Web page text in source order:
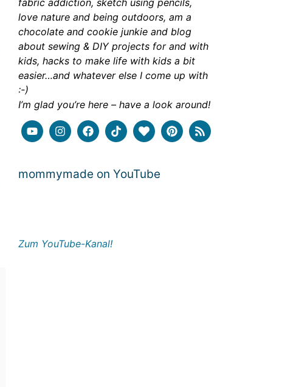
fabric addiction, sketch using pencils,
love nature and being outdoors, am a
chocolate and cookie junkie and blog
about sewing & DIY projects for and with
kids, hacks to make life with kids a bit
easier…and whatever else I come up with
:-)
I’m glad you’re here – have a look around!
mommymade on YouTube
Zum YouTube-Kanal!